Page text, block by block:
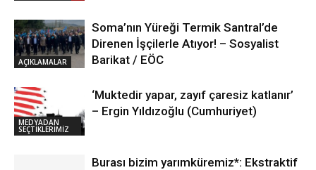
AÇIKLAMALAR
Soma’nın Yüreği Termik Santral’de
Direnen İşçilerle Atıyor! – Sosyalist
Barikat / EÖC
MEDYADAN
SEÇTİKLERİMİZ
‘Muktedir yapar, zayıf çaresiz katlanır’
– Ergin Yıldızoğlu (Cumhuriyet)
Burası bizim yarımküremiz*: Ekstraktif